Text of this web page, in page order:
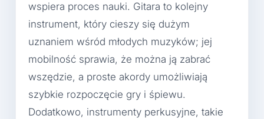
wspiera proces nauki. Gitara to kolejny
instrument, który cieszy się dużym
uznaniem wśród młodych muzyków; jej
mobilność sprawia, że można ją zabrać
wszędzie, a proste akordy umożliwiają
szybkie rozpoczęcie gry i śpiewu.
Dodatkowo, instrumenty perkusyjne, takie